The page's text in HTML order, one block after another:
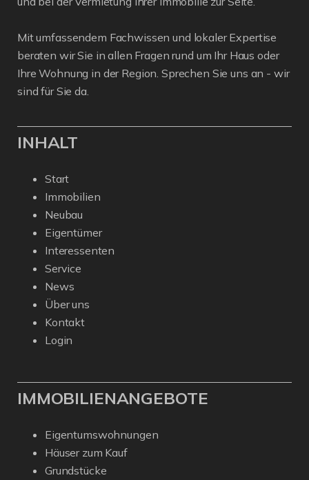
Mit umfassendem Fachwissen und lokaler Expertise
beraten wir Sie in allen Fragen rund um Ihr Haus oder
Ihre Wohnung in der Region. Sprechen Sie uns an - wir
sind für Sie da.
INHALT
Start
Immobilien
Neubau
Eigentümer
Interessenten
Service
News
Über uns
Kontakt
Login
IMMOBILIENANGEBOTE
Eigentumswohnungen
Häuser zum Kauf
Grundstücke